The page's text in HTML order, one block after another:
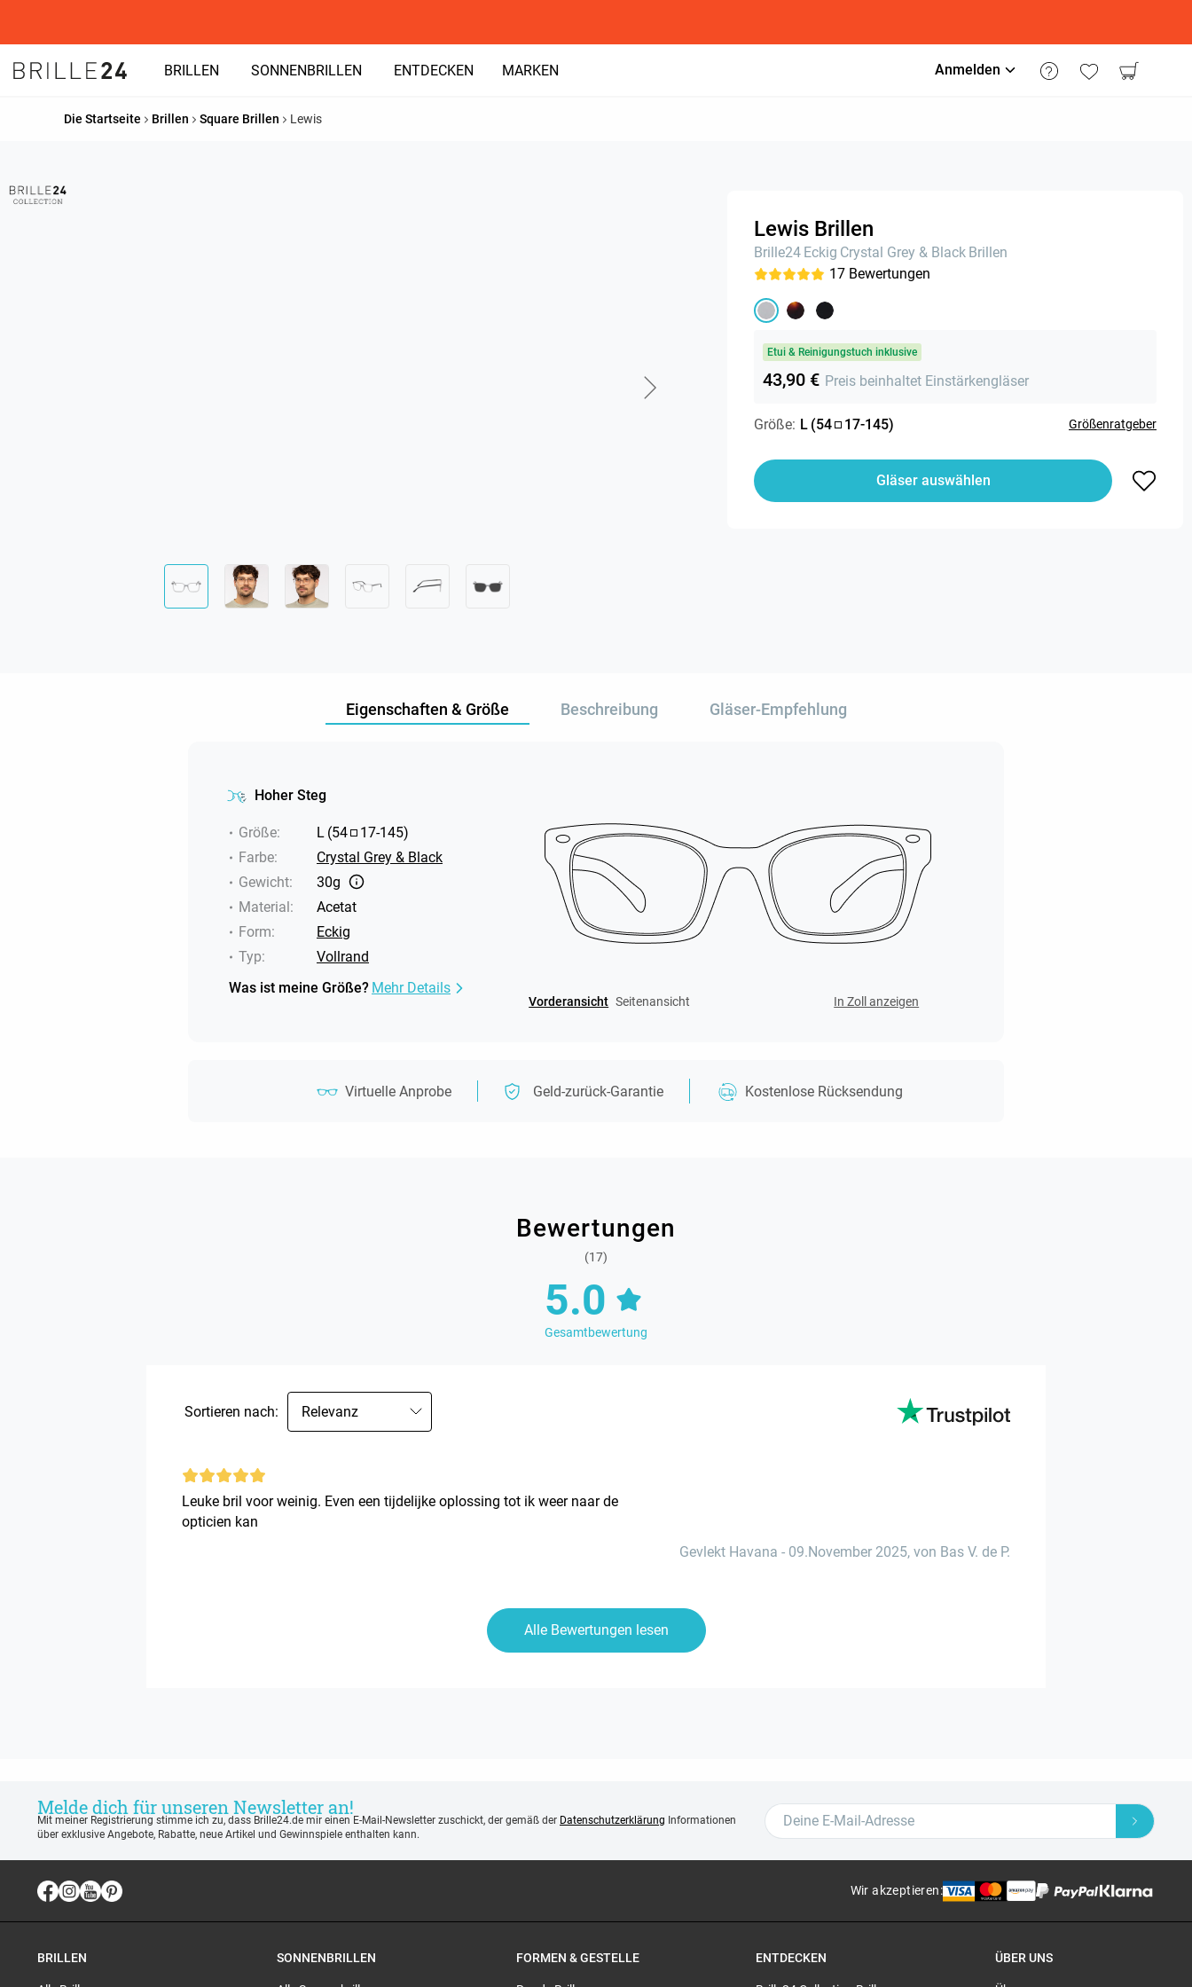
BRILLEN SONNENBRILLEN ENTDECKEN MARKEN Anmelden
Die Startseite Brillen Square Brillen Lewis
Lewis Brillen
Brille24 Eckig Crystal Grey & Black Brillen
17 Bewertungen
Etui & Reinigungstuch inklusive
43,90 € Preis beinhaltet Einstärkengläser
Größe: L (54 17-145) Größenratgeber
Gläser auswählen
Eigenschaften & Größe Beschreibung Gläser-Empfehlung
Hoher Steg
Größe: L (54 17-145)
Farbe:
Crystal Grey & Black
Gewicht:
30g
Material:
Acetat
Form:
Eckig
Typ:
Vollrand
Was ist meine Größe? Mehr Details
Vorderansicht Seitenansicht In Zoll anzeigen
Virtuelle Anprobe Geld-zurück-Garantie Kostenlose Rücksendung
Bewertungen
(17)
5.0
Gesamtbewertung
Sortieren nach: Relevanz
Leuke bril voor weinig. Even een tijdelijke oplossing tot ik weer naar de
opticien kan
Gevlekt Havana - 09.November 2025, von Bas V. de P.
Alle Bewertungen lesen
Melde dich für unseren Newsletter an!
Mit meiner Registrierung stimme ich zu, dass Brille24.de mir einen E-Mail-Newsletter zuschickt, der gemäß der Datenschutzerklärung Informationen
über exklusive Angebote, Rabatte, neue Artikel und Gewinnspiele enthalten kann.
Wir akzeptieren:
BRILLEN SONNENBRILLEN FORMEN & GESTELLE ENTDECKEN ÜBER UNS